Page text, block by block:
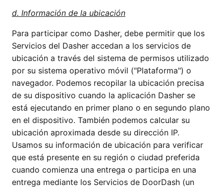
d. Información de la ubicación
Para participar como Dasher, debe permitir que los
Servicios del Dasher accedan a los servicios de
ubicación a través del sistema de permisos utilizado
por su sistema operativo móvil ("Plataforma") o
navegador. Podemos recopilar la ubicación precisa
de su dispositivo cuando la aplicación Dasher se
está ejecutando en primer plano o en segundo plano
en el dispositivo. También podemos calcular su
ubicación aproximada desde su dirección IP.
Usamos su información de ubicación para verificar
que está presente en su región o ciudad preferida
cuando comienza una entrega o participa en una
entrega mediante los Servicios de DoorDash (un